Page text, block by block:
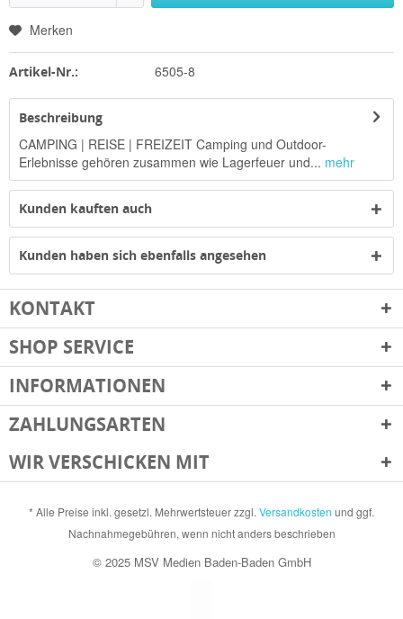
Merken
Artikel-Nr.: 6505-8
Beschreibung
CAMPING | REISE | FREIZEIT Camping und Outdoor-
Erlebnisse gehören zusammen wie Lagerfeuer und... mehr
Kunden kauften auch
Kunden haben sich ebenfalls angesehen
KONTAKT
SHOP SERVICE
INFORMATIONEN
ZAHLUNGSARTEN
WIR VERSCHICKEN MIT
* Alle Preise inkl. gesetzl. Mehrwertsteuer zzgl. Versandkosten und ggf.
Nachnahmegebühren, wenn nicht anders beschrieben
© 2025 MSV Medien Baden-Baden GmbH